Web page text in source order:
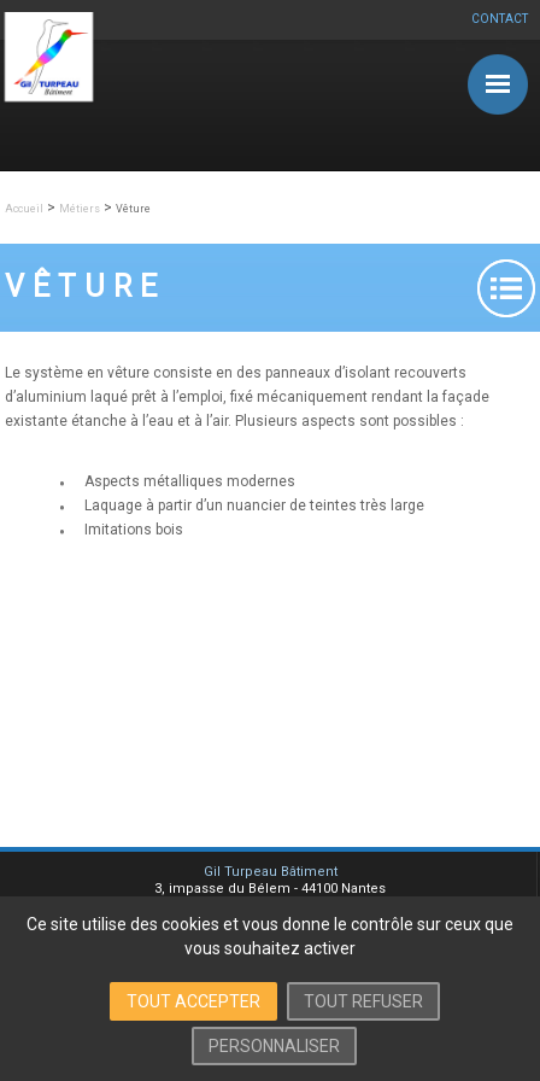
CONTACT
Aller au contenu principal
Accueil > Métiers >Vêture
VÊTURE
Le système en vêture consiste en des panneaux d’isolant recouverts
d’aluminium laqué prêt à l’emploi, fixé mécaniquement rendant la façade
existante étanche à l’eau et à l’air. Plusieurs aspects sont possibles :
Aspects métalliques modernes
Laquage à partir d’un nuancier de teintes très large
Imitations bois
Gil Turpeau Bâtiment
3, impasse du Bélem - 44100 Nantes
info@turpeau.fr
Mentions légales
Contact
Ce site utilise des cookies et vous donne le contrôle sur ceux que
vous souhaitez activer
TOUT ACCEPTER TOUT REFUSER
PERSONNALISER